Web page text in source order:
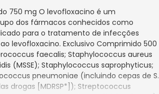
750 mg O levofloxacino é um
dos fármacos conhecidos como
para o tratamento de infecções
levofloxacino. Exclusivo Comprimido 500
faecalis; Staphylococcus aureus
(MSSE); Staphylococcus saprophyticus;
pneumoniae (incluindo cepas de S.
drogas [MDRSP*]); Streptococcus